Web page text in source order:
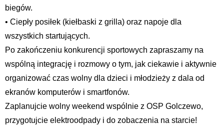
biegów.
• Ciepły posiłek (kiełbaski z grilla) oraz napoje dla
wszystkich startujących.
Po zakończeniu konkurencji sportowych zapraszamy na
wspólną integrację i rozmowy o tym, jak ciekawie i aktywnie
organizować czas wolny dla dzieci i młodzieży z dala od
ekranów komputerów i smartfonów.
Zaplanujcie wolny weekend wspólnie z OSP Golczewo,
przygotujcie elektroodpady i do zobaczenia na starcie!